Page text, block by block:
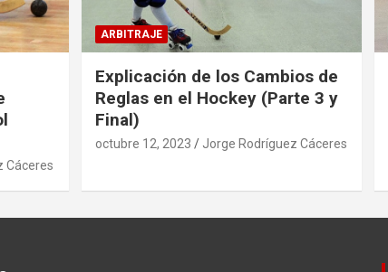
Cáceres
ARBITRAJE
Explicación de los Cambios de
Reglas en el Hockey (Parte 3 y
Final)
octubre 12, 2023 Jorge Rodríguez Cáceres